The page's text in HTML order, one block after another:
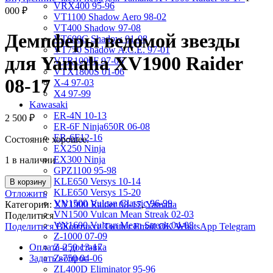
VRX400 95-96
VT1100 Shadow Aero 98-02
VT400 Shadow 97-08
VT600C Shadow 01-08
VT750 Shadow A.C.E. 97-01
VTR1000F 97-06
VTX1800S 01-06
X-4 97-03
X4 97-99
Kawasaki
ER-4N 10-13
ER-6F Ninja650R 06-08
ER-6F12-16
EX250 Ninja
EX300 Ninja
GPZ1100 95-98
KLE650 Versys 10-14
KLE650 Versys 15-20
VN1500 Vulcan Classic 96-99
VN1500 Vulcan Mean Streak 02-03
VN1600 Vulcan Mean Streak 04-08
Z-1000 07-09
Z-250 13-17
Z-750 04-06
ZL400D Eliminator 95-96
000 ₽
Демпферы ведомой звезды
для Yamaha XV1900 Raider
08-17
2 500 ₽
Состояние хорошее.
1 в наличии
В корзину
Отложить
Категории: XV1900 Raider 08-17,Yamaha
Поделиться
Поделиться ВКонтакте Twitter Email OK WhatsApp Telegram
Оплата и доставка
Задать вопрос